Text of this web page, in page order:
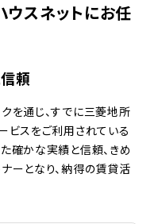
スネットにお任
頼
を通じ、すでに三菱地所
ビスをご利用されている
確かな実績と信頼、きめ
ーとなり、納得の賃貸活